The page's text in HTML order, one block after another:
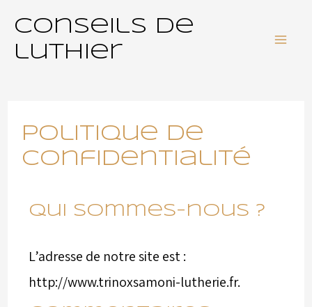
Conseils de
luthier
Politique de
confidentialité
Qui sommes-nous ?
L’adresse de notre site est :
http://www.trinoxsamoni-lutherie.fr.